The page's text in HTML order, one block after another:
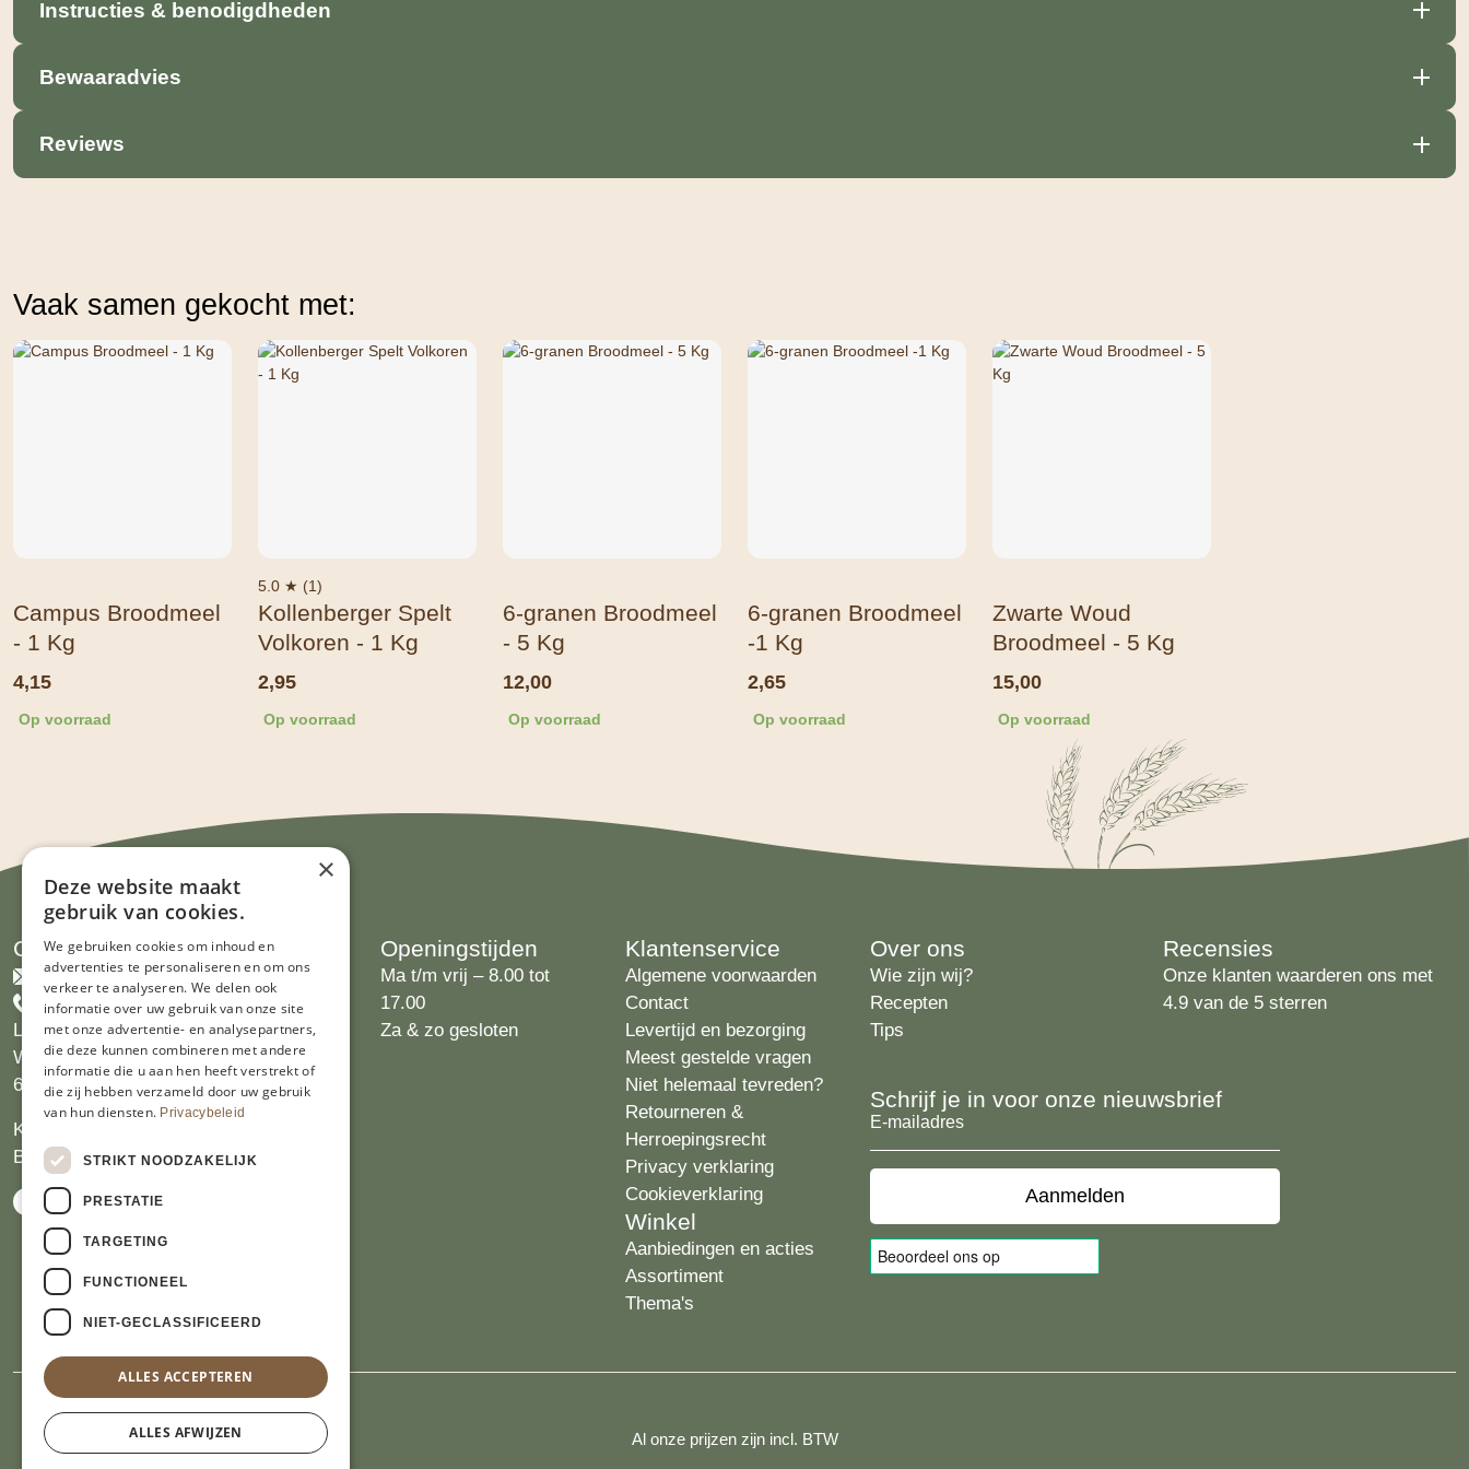
Instructies & benodigdheden
Bewaaradvies
Reviews
Vaak samen gekocht met:
Campus Broodmeel
- 1 Kg
4,15
Op voorraad
5.0 ★ (1)
Kollenberger Spelt
Volkoren - 1 Kg
2,95
Op voorraad
6-granen Broodmeel
- 5 Kg
12,00
Op voorraad
6-granen Broodmeel
-1 Kg
2,65
Op voorraad
Zwarte Woud
Broodmeel - 5 Kg
15,00
Op voorraad
Contact
info@limburgsbakwinkeltje.nl
+31455226693
Limburgs Bakwinkeltje
Wijngaardsweg 16
6412 PJ Heerlen
KVK 14069470
BTW NL809913914.B01
Openingstijden
Ma t/m vrij – 8.00 tot
17.00
Za & zo gesloten
Klantenservice
Algemene voorwaarden
Contact
Levertijd en bezorging
Meest gestelde vragen
Niet helemaal tevreden?
Retourneren &
Herroepingsrecht
Privacy verklaring
Cookieverklaring
Winkel
Aanbiedingen en acties
Assortiment
Thema's
Over ons
Wie zijn wij?
Recepten
Tips
Recensies
Onze klanten waarderen ons met
4.9 van de 5 sterren
Schrijf je in voor onze nieuwsbrief
E-
mailadres
Al onze prijzen zijn incl. BTW
×
Deze website maakt
gebruik van cookies.
We gebruiken cookies om inhoud en
advertenties te personaliseren en om ons
verkeer te analyseren. We delen ook
informatie over uw gebruik van onze site
met onze advertentie- en analysepartners,
die deze kunnen combineren met andere
informatie die u aan hen heeft verstrekt of
die zij hebben verzameld door uw gebruik
van hun diensten. Privacybeleid
STRIKT NOODZAKELIJK
PRESTATIE
TARGETING
FUNCTIONEEL
NIET-GECLASSIFICEERD
ALLES ACCEPTEREN
ALLES AFWIJZEN